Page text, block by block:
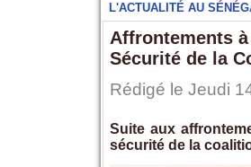
L'ACTUALITÉ AU
Affrontements
Sécurité de la
Rédigé le Jeudi
Suite aux
sécurité de la